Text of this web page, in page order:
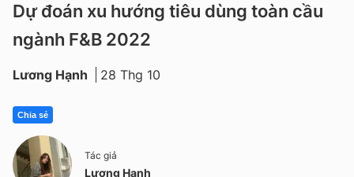
Dự đoán xu hướng tiêu dùng toàn cầu
ngành F&B 2022
Lương Hạnh 28 Thg 10
Chia sẻ
Tác giả
Lương Hạnh